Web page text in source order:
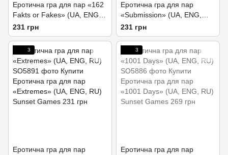
Еротична гра для пар «162
Fakts or Fakes» (UA, ENG,
RU)
231 грн
Еротична гра для пар
«Submission» (UA, ENG,
RU)
231 грн
3
Еротична гра для пар
3
Еротична гра для пар